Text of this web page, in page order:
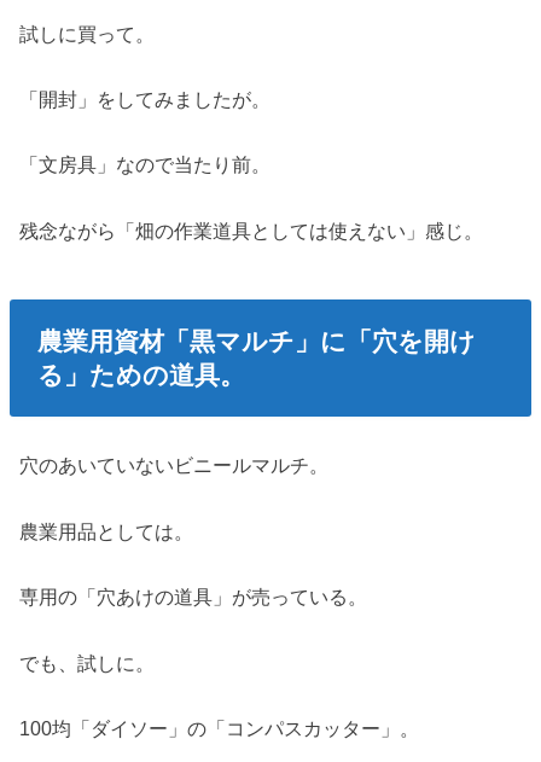
試しに買って。
「開封」をしてみましたが。
「文房具」なので当たり前。
残念ながら「畑の作業道具としては使えない」感じ。
農業用資材「黒マルチ」に「穴を開け
る」ための道具。
穴のあいていないビニールマルチ。
農業用品としては。
専用の「穴あけの道具」が売っている。
でも、試しに。
100均「ダイソー」の「コンパスカッター」。